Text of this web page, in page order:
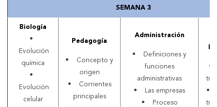
SEMANA 3
Biología
•
Evolución
química
•
Evolución
celular
Pedagogía
• Concepto y
origen
• Corrientes
principales
Administración
• Definiciones y
funciones
administrativas
• Las empresas
• Proceso
•
•